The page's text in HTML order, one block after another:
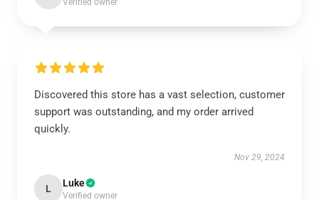
Verified owner
Discovered this store has a vast selection, customer
support was outstanding, and my order arrived
quickly.
Nov 29, 2024
L Luke
Verified owner